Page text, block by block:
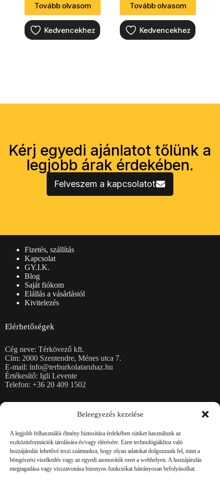
Beleegyezés kezelése
A legjobb felhasználói élmény biztosítása érdekében sütiket használunk az
eszközinformációk tárolására és/vagy elérésére. Ezen technológiákhoz való
hozzájárulás lehetővé teszi számunkra, hogy olyan adatokat dolgozzunk fel, mint a
böngészési viselkedés vagy az egyedi azonosítók ezen a webhelyen. A hozzájárulás
megtagadása vagy visszavonása bizonyos funkciókat hátrányosan befolyásolhat.
Tovább olvasom
Kedvencekhez
Tovább olvasom
Kedvencekhez
Kérj egyedi ajánlatot tőlünk a
legjobb árak érdekében.
Felveszem a kapcsolatot
Fizetés, szállítás
Kapcsolat
GY.I.K.
Blog
Saját fiókom
Elállás a vásárlástól
Kivitelezés
Elérhetőségek
Cég neve: Térkövező kft.
Cím: 2000 Szentendre, Ménes utca 7.
E-mail: info@terburkolataruhaz.hu
Értékesítő: Igli Levente
Telefon: +36 20 409 1502
Kerítéskövek, fedlapok
Rézsűkő, Lépcsőblokkok, Kerti támfalelemek
Magaságyások
Szegélykövek
Zsalukövek